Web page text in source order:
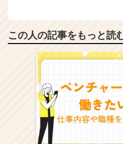
この人の記事をもっと読